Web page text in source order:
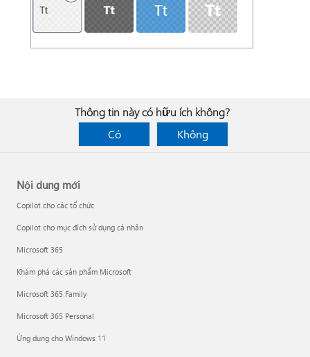
Thông tin này có hữu ích không?
Có
Không
Nội dung mới
Copilot cho các tổ chức
Copilot cho mục đích sử dụng cá nhân
Microsoft 365
Khám phá các sản phẩm Microsoft
Microsoft 365 Family
Microsoft 365 Personal
Ứng dụng cho Windows 11